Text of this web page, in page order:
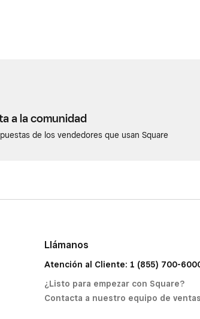
a la comunidad
de los vendedores que usan Square
Llámanos
Atención al Cliente: 1 (855) 700-
¿Listo para empezar con Square?
Contacta a nuestro equipo de ventas